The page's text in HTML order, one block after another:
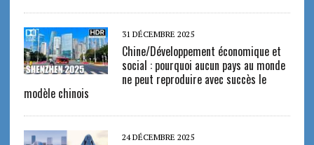
31 DÉCEMBRE 2025
Chine/Développement économique et
social : pourquoi aucun pays au monde
ne peut reproduire avec succès le
modèle chinois
24 DÉCEMBRE 2025